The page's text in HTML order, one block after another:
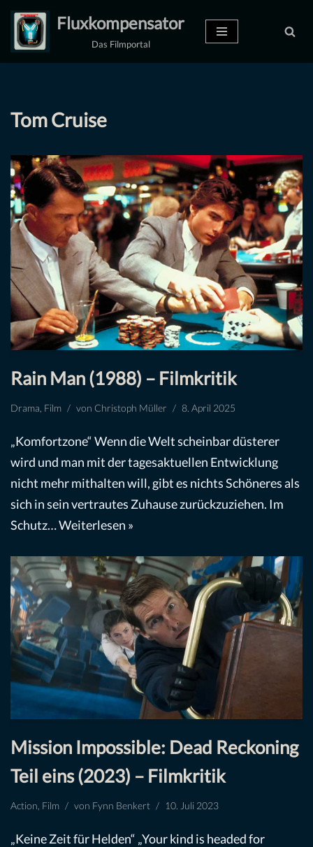
Zum
Inhalt
Fluxkompensator
Das Filmportal
Tom Cruise
Rain Man (1988) – Filmkritik
Drama Film von Christoph Müller 8. April 2025
„Komfortzone“ Wenn die Welt scheinbar düsterer
wird und man mit der tagesaktuellen Entwicklung
nicht mehr mithalten will, gibt es nichts Schöneres als
sich in sein vertrautes Zuhause zurückzuziehen. Im
Schutz…Weiterlesen »
Mission Impossible: Dead Reckoning
Teil eins (2023) – Filmkritik
Action Film von Fynn Benkert 10. Juli 2023
„Keine Zeit für Helden“ „Your kind is headed for